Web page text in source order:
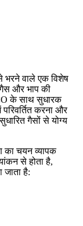
भरने वाले एक विशेष
और भाप की
के साथ सुधारक
करना और
गैसों से योग्य
का चयन व्यापक
से होता है,
है: